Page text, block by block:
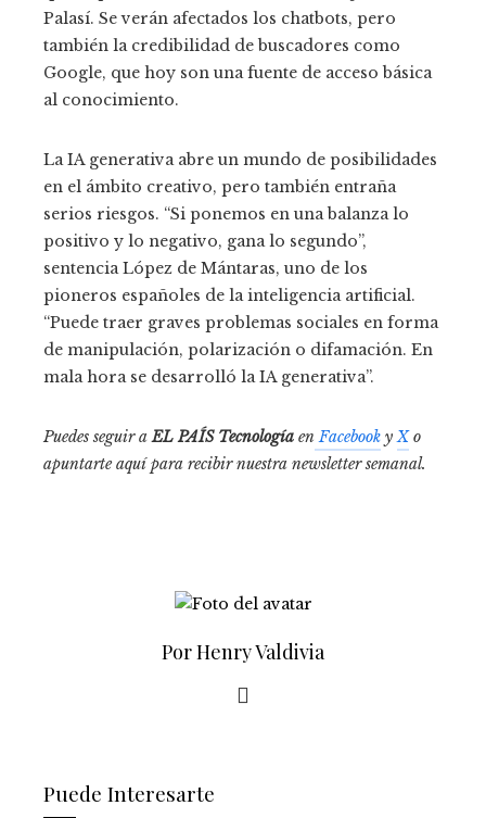
Palasí. Se verán afectados los chatbots, pero
también la credibilidad de buscadores como
Google, que hoy son una fuente de acceso básica
al conocimiento.
La IA generativa abre un mundo de posibilidades
en el ámbito creativo, pero también entraña
serios riesgos. “Si ponemos en una balanza lo
positivo y lo negativo, gana lo segundo”,
sentencia López de Mántaras, uno de los
pioneros españoles de la inteligencia artificial.
“Puede traer graves problemas sociales en forma
de manipulación, polarización o difamación. En
mala hora se desarrolló la IA generativa”.
Puedes seguir aEL PAÍS Tecnología en Facebook yXo
apuntarte aquí para recibir nuestra newsletter semanal.
Por Henry Valdivia
Puede Interesarte